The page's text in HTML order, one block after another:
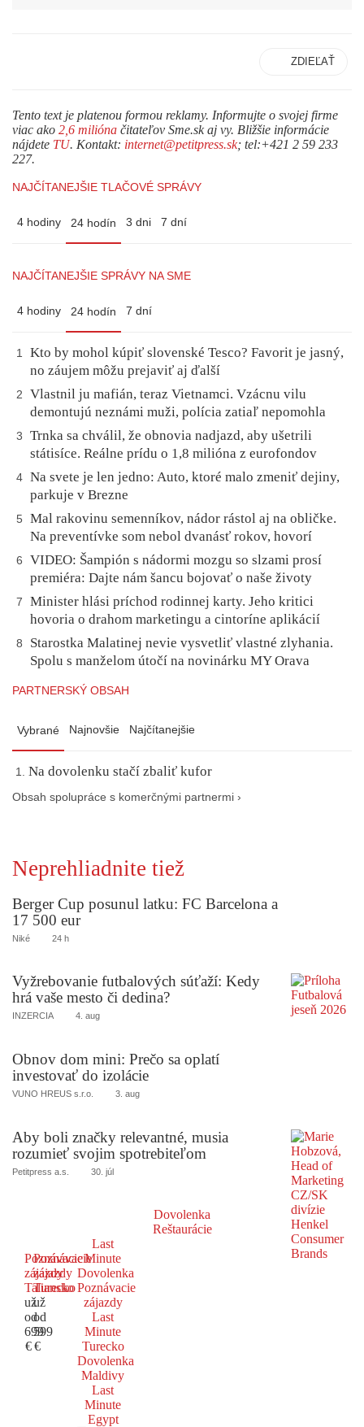
ZDIEĽAŤ
Tento text je platenou formou reklamy. Informujte o svojej firme
viac ako 2,6 milióna čitateľov Sme.sk aj vy. Bližšie informácie
nájdete TU. Kontakt: internet@petitpress.sk; tel:+421 2 59 233
227.
NAJČÍTANEJŠIE TLAČOVÉ SPRÁVY
4 hodiny 24 hodín 3 dni 7 dní
NAJČÍTANEJŠIE SPRÁVY NA SME
4 hodiny 24 hodín 7 dní
1
Kto by mohol kúpiť slovenské Tesco? Favorit je jasný,
no záujem môžu prejaviť aj ďalší
2
Vlastnil ju mafián, teraz Vietnamci. Vzácnu vilu
demontujú neznámi muži, polícia zatiaľ nepomohla
3
Trnka sa chválil, že obnovia nadjazd, aby ušetrili
státisíce. Reálne prídu o 1,8 milióna z eurofondov
4 Na svete je len jedno: Auto, ktoré malo zmeniť dejiny,
parkuje v Brezne
5
Mal rakovinu semenníkov, nádor rástol aj na obličke.
Na preventívke som nebol dvanásť rokov, hovorí
6
VIDEO: Šampión s nádormi mozgu so slzami prosí
premiéra: Dajte nám šancu bojovať o naše životy
7
Minister hlási príchod rodinnej karty. Jeho kritici
hovoria o drahom marketingu a cintoríne aplikácií
8
Starostka Malatinej nevie vysvetliť vlastné zlyhania.
Spolu s manželom útočí na novinárku MY Orava
PARTNERSKÝ OBSAH
Vybrané Najnovšie Najčítanejšie
Na dovolenku stačí zbaliť kufor
Obsah spolupráce s komerčnými partnermi ›
Neprehliadnite tiež
Berger Cup posunul latku: FC Barcelona a
17 500 eur
Niké 24 h
Vyžrebovanie futbalových súťaží: Kedy
hrá vaše mesto či dedina?
INZERCIA 4. aug
Obnov dom mini: Prečo sa oplatí
investovať do izolácie
VUNO HREUS s.r.o. 3. aug
Aby boli značky relevantné, musia
rozumieť svojim spotrebiteľom
Petitpress a.s. 30. júl
Dovolenka
Reštaurácie
Poznávacie
zájazdy
Taliansko
už
od
699
€
Poznávacie
zájazdy
Turecko
už
od
599
€
Last
Minute
Dovolenka
Poznávacie
zájazdy
Last
Minute
Turecko
Dovolenka
Maldivy
Last
Minute
Egypt